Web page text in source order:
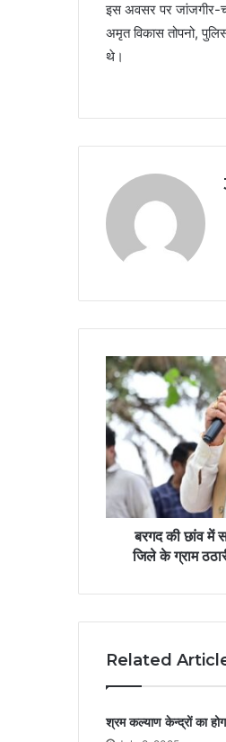
इस अवसर पर जांजगीर-
अमृत विकास तोपनो,
थे।
बरगद की छांव में
जिले के ग्राम
Related
श्रम कल्याण केन्द्रों का